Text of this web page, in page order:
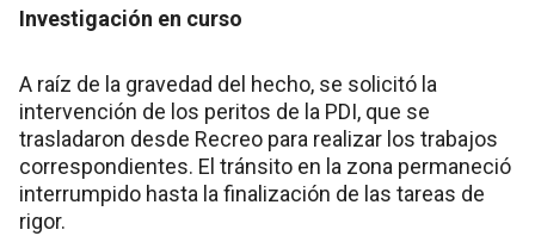
Investigación en curso
A raíz de la gravedad del hecho, se solicitó la
intervención de los peritos de la PDI, que se
trasladaron desde Recreo para realizar los trabajos
correspondientes. El tránsito en la zona permaneció
interrumpido hasta la finalización de las tareas de
rigor.